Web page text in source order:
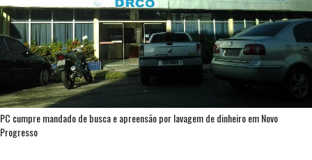
PC cumpre mandado de busca e apreensão por lavagem de dinheiro em Novo
Progresso